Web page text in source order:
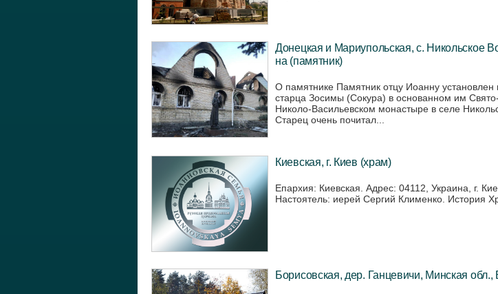
Донецкая и Мариупольская, с. Никольское
на (памятник)
О памятнике Памятник отцу Иоанну
старца Зосимы (Сокура) в основанном им
Николо-Васильевском монастыре в селе
Старец очень почитал...
Киевская, г. Киев (храм)
Епархия: Киевская. Адрес: 04112, Украина, г.
Настоятель: иерей Сергий Клименко. История
Борисовская, дер. Ганцевичи, Минская обл.,